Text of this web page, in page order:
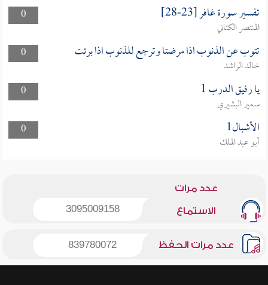
0
تفسير سورة غافر [23-28]
المنتصر الكتاني
0
تتوب عن الذنوب اذا مرضتا وترجع للذنوب اذا برئت
خالد الراشد
0
يا رفيق الدرب 1
سمير البشيري
0
الأشبال1
أبو عبد الملك
عدد مرات
الاستماع 3095009158
عدد مرات الحفظ 839780072